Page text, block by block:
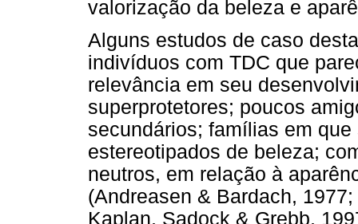
valorização da beleza e
Alguns estudos de caso
indivíduos com TDC que
relevância em seu
superprotetores; poucos
secundários; famílias em
estereotipados de beleza;
neutros, em relação à
(Andreasen & Bardach,
Kaplan, Sadock & Grebb,